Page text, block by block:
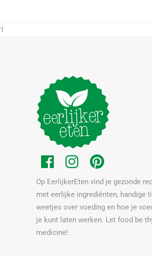
1
Op EerlijkerEten vind je gezonde
met eerlijke ingrediënten, handige
weetjes over voeding en hoe je
je kunt laten werken. Let food be
medicine!